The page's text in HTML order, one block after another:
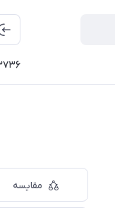
مقایسه